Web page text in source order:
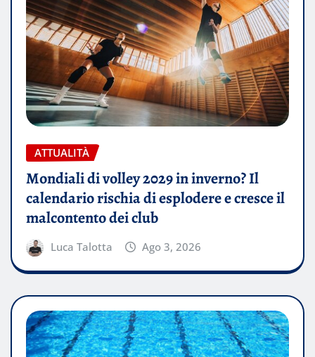
ATTUALITÀ
Mondiali di volley 2029 in inverno? Il
calendario rischia di esplodere e cresce il
malcontento dei club
Luca Talotta Ago 3, 2026